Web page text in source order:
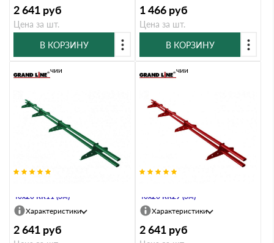
2 641 руб
Цена за шт.
В КОРЗИНУ
1 466 руб
Цена за шт.
В КОРЗИНУ
40х20 RR11 (3м)
В наличии
Характеристики
2 641 руб
40х20 RR29 (3м)
В наличии
Характеристики
2 641 руб